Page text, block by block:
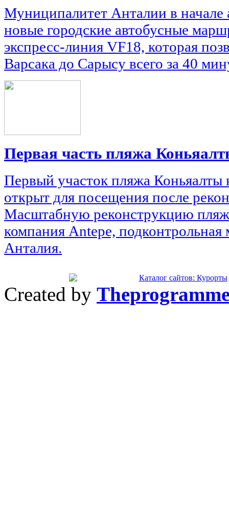
Муниципалитет Анталии в начале
новые городские автобусные
экспресс-линия VF18, которая
Варсака до Сарысу всего за 40
Первая часть пляжа
Первый участок пляжа Коньяалты
открыт для посещения после
Масштабную реконструкцию
компания Antepe, подконтрольная
Анталия.
Created by